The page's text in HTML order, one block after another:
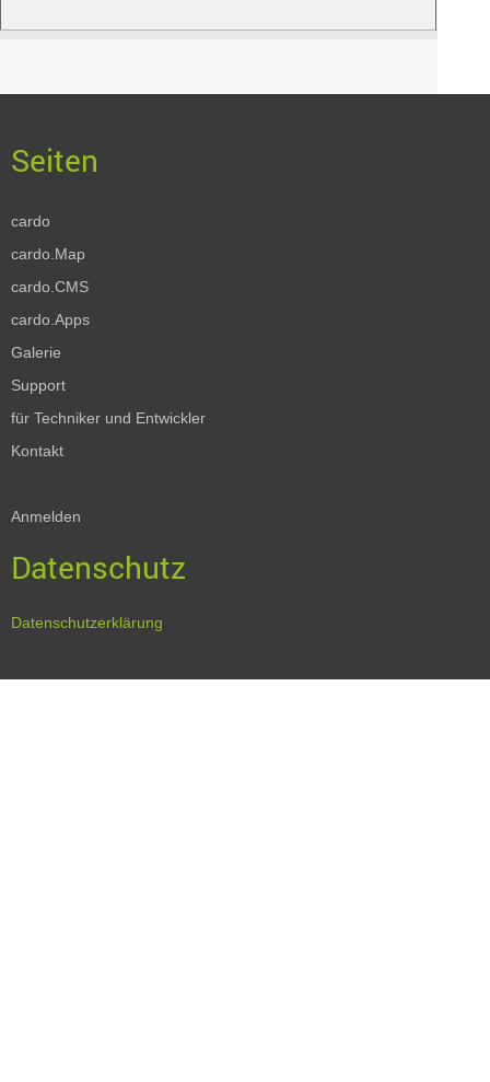
cardo
cardo.Map
cardo.CMS
cardo.Apps
Galerie
Support
für Techniker und Entwickler
Kontakt
Anmelden
Datenschutz
Datenschutzerklärung